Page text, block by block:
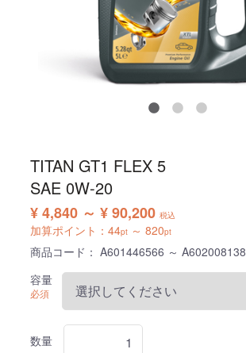
TITAN GT1 FLEX 5
SAE 0W-20
¥ 4,840 ～ ¥ 90,200 税込
加算ポイント： 44pt～ 820pt
商品コード： A601446566 ～ A602008138
容量
必須
数量